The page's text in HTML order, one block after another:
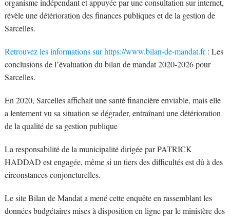
organisme indépendant et appuyée par une consultation sur internet,
révèle une détérioration des finances publiques et de la gestion de
Sarcelles.
Retrouvez les informations sur https://www.bilan-de-mandat.fr: Les
conclusions de l’évaluation du bilan de mandat 2020-2026 pour
Sarcelles.
En 2020, Sarcelles affichait une santé financière enviable, mais elle
a lentement vu sa situation se dégrader, entraînant une détérioration
de la qualité de sa gestion publique
La responsabilité de la municipalité dirigée par PATRICK
HADDAD est engagée, même si un tiers des difficultés est dû à des
circonstances conjoncturelles.
Le site Bilan de Mandat a mené cette enquête en rassemblant les
données budgétaires mises à disposition en ligne par le ministère des